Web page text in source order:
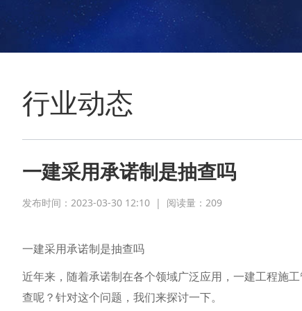
行业动态
一建采用承诺制是抽查吗
发布时间：2023-03-30 12:10 | 阅读量： 209
一建采用承诺制是抽查吗
近年来，随着承诺制在各个领域广泛应用，一建工程施
查呢？针对这个问题，我们来探讨一下。